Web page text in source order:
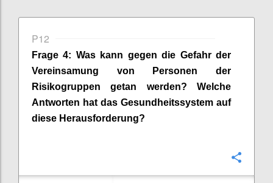
P12
Frage 4: Was kann gegen die Gefahr der
Vereinsamung von Personen der
Risikogruppen getan werden? Welche
Antworten hat das Gesundheitssystem auf
diese Herausforderung?